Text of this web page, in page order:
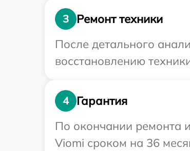
3
Ремонт техники
После детального
восстановлению
4
Гарантия
По окончании ремонта
Viomi сроком на 36